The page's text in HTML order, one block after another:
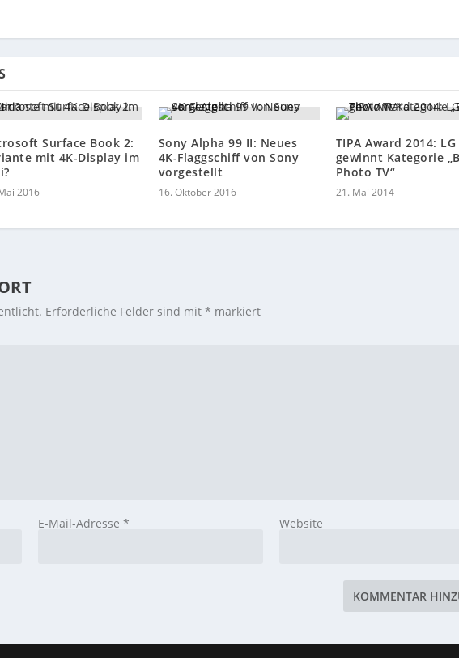
Surface Book 2:
mit 4K-Display im
2016
Sony Alpha 99 II: Neues
4K-Flaggschiff von Sony
vorgestellt
16. Oktober 2016
TIPA Award 2014: LG
gewinnt Kategorie
Photo TV“
21. Mai 2014
Erforderliche Felder sind mit* markiert
E-Mail-Adresse * Website